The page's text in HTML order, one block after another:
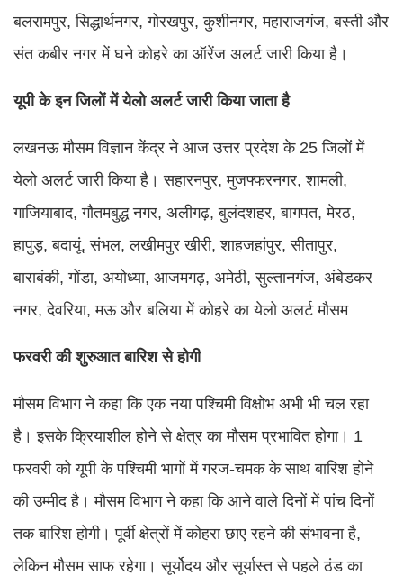
बलरामपुर, सिद्धार्थनगर, गोरखपुर, कुशीनगर, महाराजगंज, बस्ती और
संत कबीर नगर में घने कोहरे का ऑरेंज अलर्ट जारी किया है।
यूपी के इन जिलों में येलो अलर्ट जारी किया जाता है
लखनऊ मौसम विज्ञान केंद्र ने आज उत्तर प्रदेश के 25 जिलों में
येलो अलर्ट जारी किया है। सहारनपुर, मुजफ्फरनगर, शामली,
गाजियाबाद, गौतमबुद्ध नगर, अलीगढ़, बुलंदशहर, बागपत, मेरठ,
हापुड़, बदायूं, संभल, लखीमपुर खीरी, शाहजहांपुर, सीतापुर,
बाराबंकी, गोंडा, अयोध्या, आजमगढ़, अमेठी, सुल्तानगंज, अंबेडकर
नगर, देवरिया, मऊ और बलिया में कोहरे का येलो अलर्ट मौसम
फरवरी की शुरुआत बारिश से होगी
मौसम विभाग ने कहा कि एक नया पश्चिमी विक्षोभ अभी भी चल रहा
है। इसके क्रियाशील होने से क्षेत्र का मौसम प्रभावित होगा। 1
फरवरी को यूपी के पश्चिमी भागों में गरज-चमक के साथ बारिश होने
की उम्मीद है। मौसम विभाग ने कहा कि आने वाले दिनों में पांच दिनों
तक बारिश होगी। पूर्वी क्षेत्रों में कोहरा छाए रहने की संभावना है,
लेकिन मौसम साफ रहेगा। सूर्योदय और सूर्यास्त से पहले ठंड का